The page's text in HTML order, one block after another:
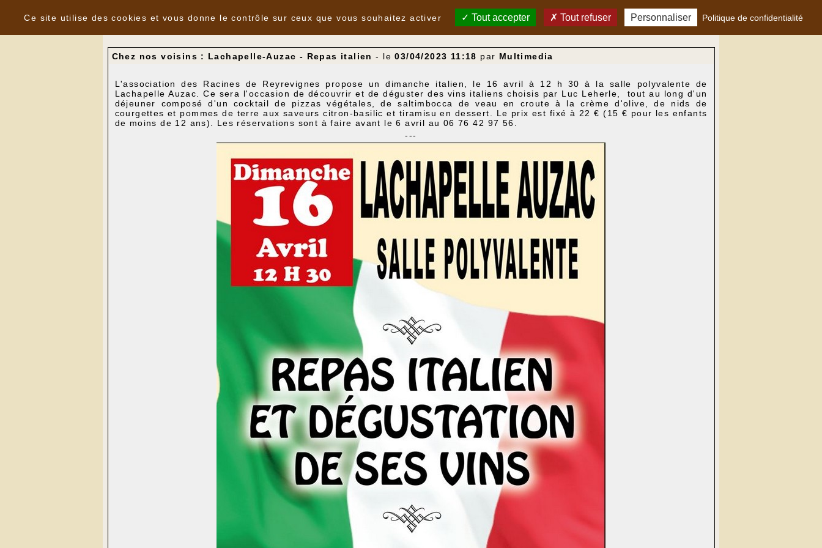
Nouvelles
Chez nos voisins : Lachapelle-Auzac - Repas italien - le03/04/2023 11:18 par Multimedia
L'association des Racines de Reyrevignes propose un dimanche italien, le 16 avril à 12 h 30 à la salle polyvalente de
Lachapelle Auzac. Ce sera l'occasion de découvrir et de déguster des vins italiens choisis par Luc Leherle, tout au long d'un
déjeuner composé d'un cocktail de pizzas végétales, de saltimbocca de veau en croute à la crème d'olive, de nids de
courgettes et pommes de terre aux saveurs citron-basilic et tiramisu en dessert. Le prix est fixé à 22 € (15 € pour les enfants
de moins de 12 ans). Les réservations sont à faire avant le 6 avril au 06 76 42 97 56.
---
Ce site utilise des cookies et vous donne le contrôle sur ceux que vous souhaitez activer
Tout accepter Tout refuser Personnaliser Politique de confidentialité